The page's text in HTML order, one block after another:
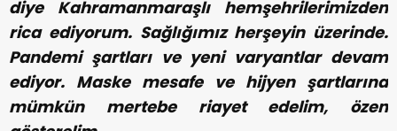
diye Kahramanmaraşlı hemşehrilerimizden
rica ediyorum. Sağlığımız herşeyin üzerinde.
Pandemi şartları ve yeni varyantlar devam
ediyor. Maske mesafe ve hijyen şartlarına
mümkün mertebe riayet edelim, özen